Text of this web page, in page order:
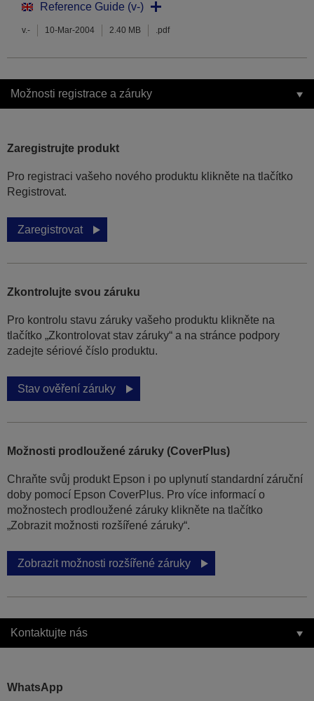
Reference Guide (v-)
v.- 10-Mar-2004 2.40 MB .pdf
Možnosti registrace a záruky
Zaregistrujte produkt
Pro registraci vašeho nového produktu klikněte na tlačítko
Registrovat.
Zaregistrovat
Zkontrolujte svou záruku
Pro kontrolu stavu záruky vašeho produktu klikněte na
tlačítko „Zkontrolovat stav záruky“ a na stránce podpory
zadejte sériové číslo produktu.
Stav ověření záruky
Možnosti prodloužené záruky (CoverPlus)
Chraňte svůj produkt Epson i po uplynutí standardní záruční
doby pomocí Epson CoverPlus. Pro více informací o
možnostech prodloužené záruky klikněte na tlačítko
„Zobrazit možnosti rozšířené záruky“.
Zobrazit možnosti rozšířené záruky
Kontaktujte nás
WhatsApp